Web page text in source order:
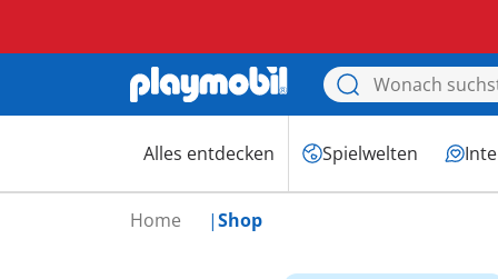
Alles entdecken Spielwelten
Home Shop